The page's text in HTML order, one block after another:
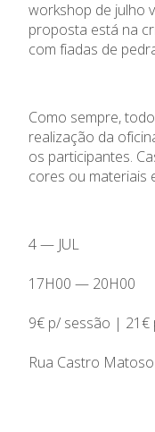
workshop de julho
proposta está na
com fiadas de
Como sempre,
realização da
os participantes.
cores ou materiais
4 — JUL
17H00 — 20H00
9€ p/ sessão | 21€
Rua Castro